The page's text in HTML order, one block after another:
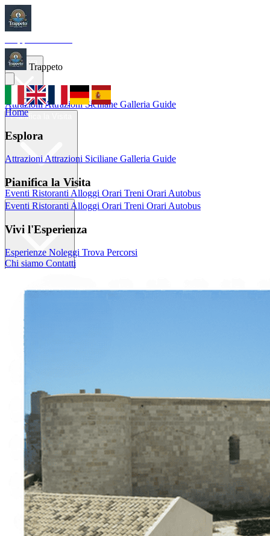
Home
AttrazioniAttrazioni Siciliane Galleria Guide
Eventi Ristoranti Alloggi Orari Treni Orari Autobus
Chi siamoContatti
Italiano
Menu
Trappeto
Home
Esplora
AttrazioniAttrazioni Siciliane Galleria Guide
Pianifica la Visita
Eventi Ristoranti Alloggi Orari Treni Orari Autobus
Vivi l'Esperienza
Esperienze Noleggi Trova Percorsi
Chi siamo Contatti